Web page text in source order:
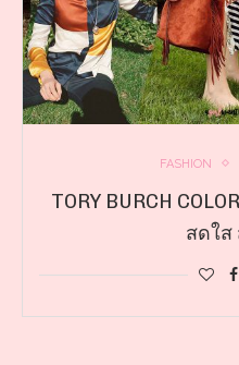
FASHION
TORY BURCH
สดใส